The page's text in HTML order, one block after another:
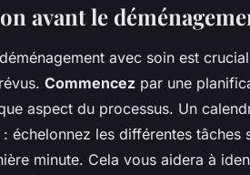
entière en
?
avant le
avec soin est
Commencez par une
aspect du processus. Un
échelonnez les différentes tâches
minute. Cela vous aidera à